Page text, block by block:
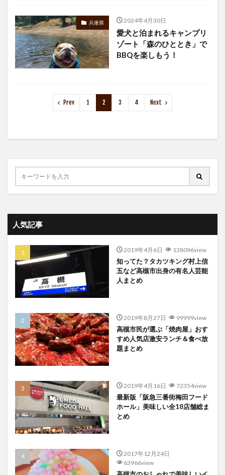
兵庫県 2024年4月30日
愛犬と泊まれるキャンプリ
ゾート「森のひととき」で
BBQを楽しもう！
Prev 1 2 3 4 Next
人気記事
2019年4月6日 138096view
知ってた？タカツキング村上信
五など高槻市出身の有名人芸能
人まとめ
2019年8月27日 99999view
高槻市民が選ぶ「焼肉屋」おす
すめ人気店激安ランチ＆食べ放
題まとめ
2019年4月16日 72354view
最新版「阪急三番街梅田フード
ホール」美味しい全18店舗総ま
とめ
2017年12月24日
63966view